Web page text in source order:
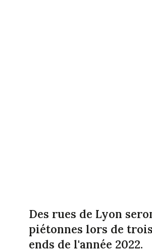
Des rues de Lyon
piétonnes lors de
ends de l'année 2022.